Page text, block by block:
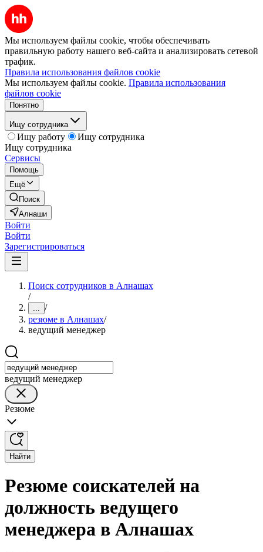
Мы используем файлы cookie, чтобы обеспечивать
правильную работу нашего веб-сайта и анализировать сетевой
трафик.
Правила использования файлов cookie
Мы используем файлы cookie. Правила использования
файлов cookie
Понятно
Ищу сотрудника
Ищу работу
Ищу сотрудника
Ищу сотрудника
Сервисы
Помощь
Ещё
Поиск
Алнаши
Войти
Войти
Зарегистрироваться
Поиск сотрудников в Алнашах
/
... /
резюме в Алнашах/
ведущий менеджер
ведущий менеджер
Резюме
Найти
Резюме соискателей на
должность ведущего
менеджера в Алнашах